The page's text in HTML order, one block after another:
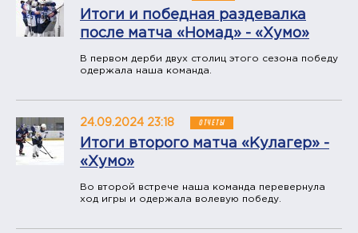
Итоги и победная раздевалка
после матча «Номад» - «Хумо»
В первом дерби двух столиц этого сезона победу
одержала наша команда.
24.09.2024 23:18 ОТЧЕТЫ
Итоги второго матча «Кулагер» -
«Хумо»
Во второй встрече наша команда перевернула
ход игры и одержала волевую победу.